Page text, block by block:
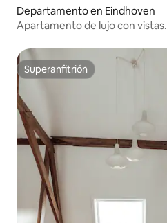
Departamento en Eindhoven
Apartamento de lujo con vistas.
Superanfitrión
Superanfitrión